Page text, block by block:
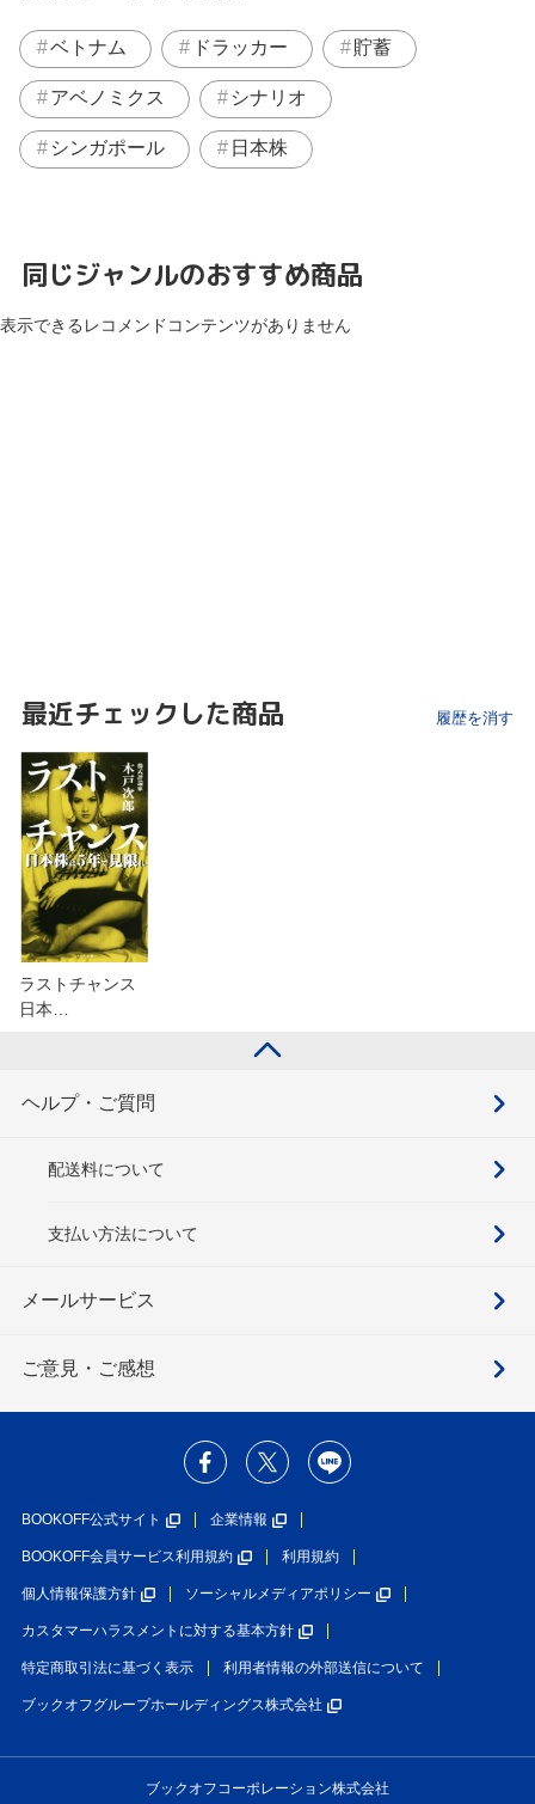
ベトナム ドラッカー 貯蓄
アベノミクス シナリオ
シンガポール 日本株
同じジャンルのおすすめ商品
表示できるレコメンドコンテンツがありません
最近チェックした商品 履歴を消す
ラストチャンス
日本…
ヘルプ・ご質問
配送料について
支払い方法について
メールサービス
ご意見・ご感想
BOOKOFF公式サイト 企業情報
BOOKOFF会員サービス利用規約 利用規約
個人情報保護方針 ソーシャルメディアポリシー
カスタマーハラスメントに対する基本方針
特定商取引法に基づく表示 利用者情報の外部送信について
ブックオフグループホールディングス株式会社
ブックオフコーポレーション株式会社